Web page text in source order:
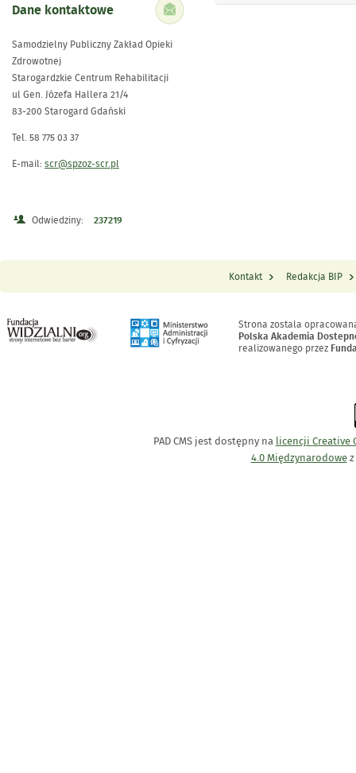
Dane kontaktowe
Samodzielny Publiczny Zakład Opieki
Zdrowotnej
Starogardzkie Centrum Rehabilitacji
ul Gen. Józefa Hallera 21/4
83-200 Starogard Gdański
Tel. 58 775 03 37
E-mail: scr@spzoz-scr.pl
Odwiedziny: 237219
Menu Stopka
Kontakt Redakcja BIP
Strona zostala
Polska Akademia
realizowanego przez
PAD CMS jest dostępny na licencji Creative
4.0 Międzynarodowez